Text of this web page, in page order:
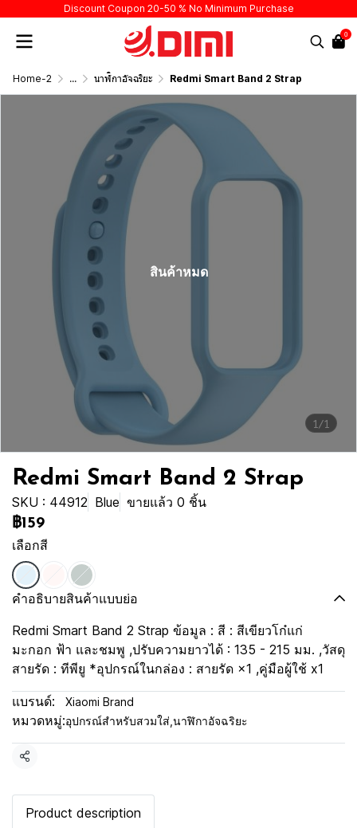
Discount Coupon 20-50 % No Minimum Purchase
0
Home-2 ... นาฬิกาอัจฉริยะ Redmi Smart Band 2 Strap
1/1
สินค้าหมด
Redmi Smart Band 2 Strap
SKU : 44912 Blue ขายแล้ว 0 ชิ้น
฿159
เลือกสี
คำอธิบายสินค้าแบบย่อ
Redmi Smart Band 2 Strap ข้อมูล : สี : สีเขียวโก๋แก่
มะกอก ฟ้า และชมพู ,ปรับความยาวได้ : 135 - 215 มม. ,วัสดุ
สายรัด : ทีพียู *อุปกรณ์ในกล่อง : สายรัด ×1 ,คู่มือผู้ใช้ x1
แบรนด์: Xiaomi Brand
หมวดหมู่:อุปกรณ์สำหรับสวมใส่ นาฬิกาอัจฉริยะ
แชร์
Product description